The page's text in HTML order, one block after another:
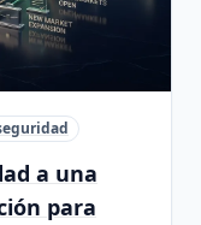
a una
para